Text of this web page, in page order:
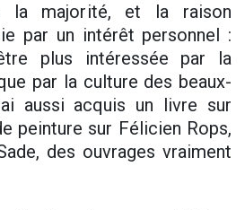
la majorité, et la raison
par un intérêt personnel :
plus intéressée par la
par la culture des beaux-
aussi acquis un livre sur
peinture sur Félicien Rops,
des ouvrages vraiment